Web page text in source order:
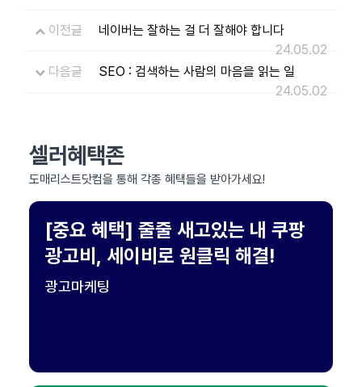
이전글
네이버는 잘하는 걸 더 잘해야 합니다
24.05.02
다음글
SEO : 검색하는 사람의 마음을 읽는 일
24.05.02
셀러혜택존
도매리스트닷컴을 통해 각종 혜택들을 받아가세요!
[중요 혜택] 줄줄 새고있는 내 쿠팡
광고비, 세이비로 원클릭 해결!
광고마케팅